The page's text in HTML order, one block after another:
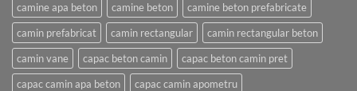
camine apa beton
camine beton
camine beton prefabricate
camin prefabricat
camin rectangular
camin rectangular beton
camin vane
capac beton camin
capac beton camin pret
capac camin apa beton
capac camin apometru